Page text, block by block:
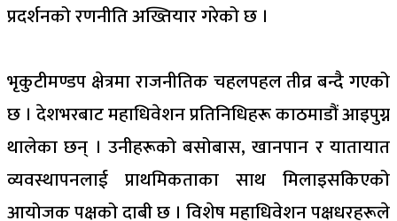
प्रदर्शनको रणनीति अख्तियार गरेको छ ।
भृकुटीमण्डप क्षेत्रमा राजनीतिक चहलपहल तीव्र बन्दै गएको
छ । देशभरबाट महाधिवेशन प्रतिनिधिहरू काठमाडौं आइपुग्न
थालेका छन् । उनीहरूको बसोबास, खानपान र यातायात
व्यवस्थापनलाई प्राथमिकताका साथ मिलाइसकिएको
आयोजक पक्षको दाबी छ । विशेष महाधिवेशन पक्षधरहरूले